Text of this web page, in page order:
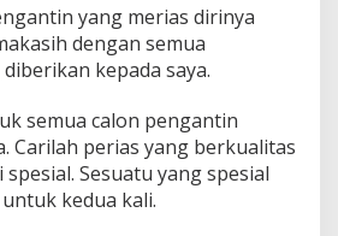
yang merias dirinya
dengan semua
kepada saya.
semua calon pengantin
Carilah perias yang berkualitas
Sesuatu yang spesial
kedua kali.